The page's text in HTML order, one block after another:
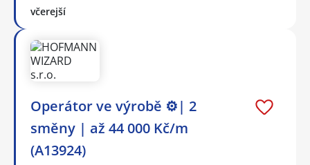
včerejší
Operátor ve výrobě ⚙️| 2
směny | až 44 000 Kč/m
(A13924)